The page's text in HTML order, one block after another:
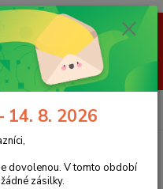
2026 čerpáme dovolenou. V
zásilky. Pokud však v tomto
1 000 Kč vč. DPH, získáte
papouška! Děkujeme za
krásné léto!
Menu
14. 8. 2026
dovolenou. V tomto období
zásilky.